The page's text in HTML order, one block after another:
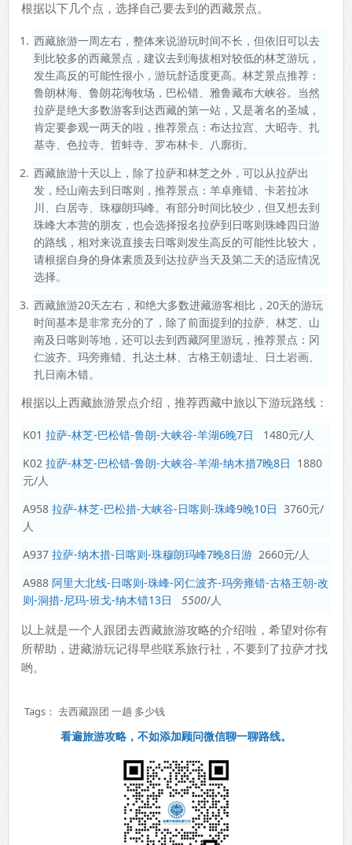
根据以下几个点，选择自己要去到的西藏景点。
西藏旅游一周左右，整体来说游玩时间不长，但依旧可以去
到比较多的西藏景点，建议去到海拔相对较低的林芝游玩，
发生高反的可能性很小，游玩舒适度更高。林芝景点推荐：
鲁朗林海、鲁朗花海牧场，巴松错、雅鲁藏布大峡谷。当然
拉萨是绝大多数游客到达西藏的第一站，又是著名的圣城，
肯定要参观一两天的啦，推荐景点：布达拉宫、大昭寺、扎
基寺、色拉寺、哲蚌寺、罗布林卡、八廓街。
西藏旅游十天以上，除了拉萨和林芝之外，可以从拉萨出
发，经山南去到日喀则，推荐景点：羊卓雍错、卡若拉冰
川、白居寺、珠穆朗玛峰。有部分时间比较少，但又想去到
珠峰大本营的朋友，也会选择报名拉萨到日喀则珠峰四日游
的路线，相对来说直接去日喀则发生高反的可能性比较大，
请根据自身的身体素质及到达拉萨当天及第二天的适应情况
选择。
西藏旅游20天左右，和绝大多数进藏游客相比，20天的游玩
时间基本是非常充分的了，除了前面提到的拉萨、林芝、山
南及日喀则等地，还可以去到西藏阿里游玩，推荐景点：冈
仁波齐、玛旁雍错、扎达土林、古格王朝遗址、日土岩画、
扎日南木错。
根据以上西藏旅游景点介绍，推荐西藏中旅以下游玩路线：
K01 拉萨-林芝-巴松错-鲁朗-大峡谷-羊湖6晚7日
1480元/人
K02 拉萨-林芝-巴松错-鲁朗-大峡谷-羊湖-纳木措7晚8日 1880
元/人
A958 拉萨-林芝-巴松措-大峡谷-日喀则-珠峰9晚10日 3760元/
人
A937 拉萨-纳木措-日喀则-珠穆朗玛峰7晚8日游 2660元/人
A988 阿里大北线-日喀则-珠峰-冈仁波齐-玛旁雍错-古格王朝-改
则-洞措-尼玛-班戈-纳木错13日
5500/人
以上就是一个人跟团去西藏旅游攻略的介绍啦，希望对你有
所帮助，进藏游玩记得早些联系旅行社，不要到了拉萨才找
哟。
Tags： 去西藏跟团 一趟 多少钱
看遍旅游攻略，不如添加顾问微信聊一聊路线。